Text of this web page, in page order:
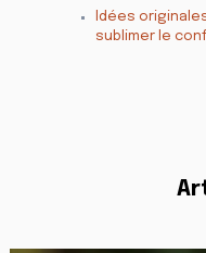
Idées
sublimer le